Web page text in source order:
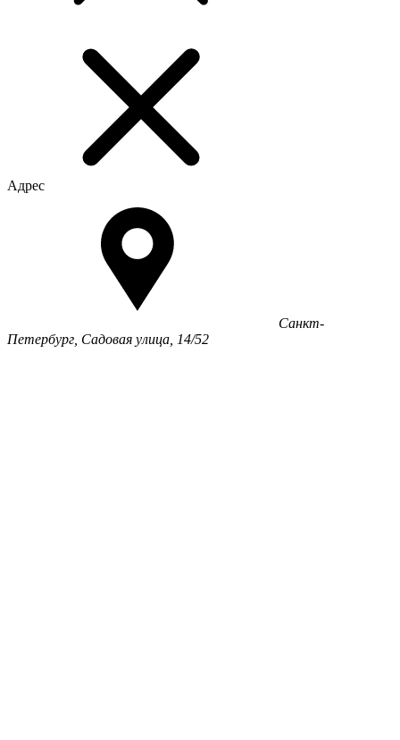
Адрес
Санкт-
Петербург, Садовая улица, 14/52